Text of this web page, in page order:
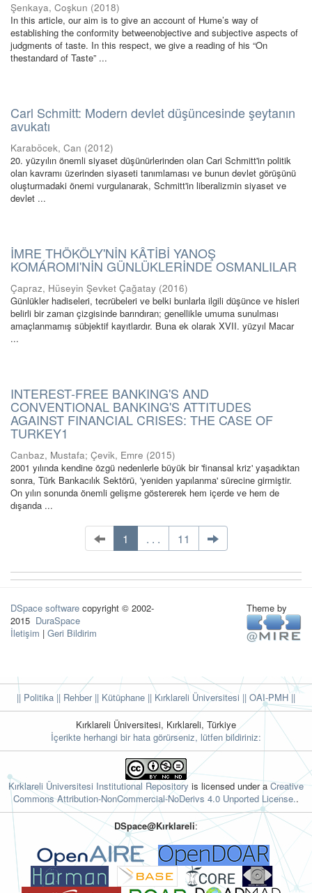
Şenkaya, Coşkun (2018)
In this article, our aim is to give an account of Hume’s way of
establishing the conformity betweenobjective and subjective aspects of
judgments of taste. In this respect, we give a reading of his “On
thestandard of Taste” ...
Carl Schmitt: Modern devlet düşüncesinde şeytanın
avukatı
Karaböcek, Can (2012)
20. yüzyılın önemli siyaset düşünürlerinden olan Cari Schmitt'in politik
olan kavramı üzerinden siyaseti tanımlaması ve bunun devlet görüşünü
oluşturmadaki önemi vurgulanarak, Schmitt'in liberalizmin siyaset ve
devlet ...
İMRE THÖKÖLY'NİN KÂTİBİ YANOŞ
KOMÁROMI'NİN GÜNLÜKLERİNDE OSMANLILAR
Çapraz, Hüseyin Şevket Çağatay (2016)
Günlükler hadiseleri, tecrübeleri ve belki bunlarla ilgili düşünce ve hisleri
belirli bir zaman çizgisinde barındıran; genellikle umuma sunulması
amaçlanmamış sübjektif kayıtlardır. Buna ek olarak XVII. yüzyıl Macar
...
INTEREST-FREE BANKING'S AND
CONVENTIONAL BANKING'S ATTITUDES
AGAINST FINANCIAL CRISES: THE CASE OF
TURKEY1
Canbaz, Mustafa; Çevik, Emre (2015)
2001 yılında kendine özgü nedenlerle büyük bir 'finansal kriz' yaşadıktan
sonra, Türk Bankacılık Sektörü, 'yeniden yapılanma' sürecine girmiştir.
On yılın sonunda önemli gelişme göstererek hem içerde ve hem de
dışarıda ...
1 . . . 11
DSpace software copyright © 2002-
2015 DuraSpace
İletişim | Geri Bildirim
Theme by
|| Politika || Rehber|| Kütüphane || Kırklareli Üniversitesi || OAI-PMH ||
Kırklareli Üniversitesi, Kırklareli, Türkiye
İçerikte herhangi bir hata görürseniz, lütfen bildiriniz:
Kırklareli Üniversitesi Institutional Repository is licensed under aCreative
Commons Attribution-NonCommercial-NoDerivs 4.0 Unported License..
DSpace@Kırklareli: